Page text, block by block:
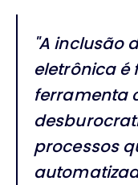
"A inclusão
eletrônica é
ferramenta
processos